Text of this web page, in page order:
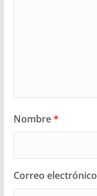
Nombre*
Correo electrónico